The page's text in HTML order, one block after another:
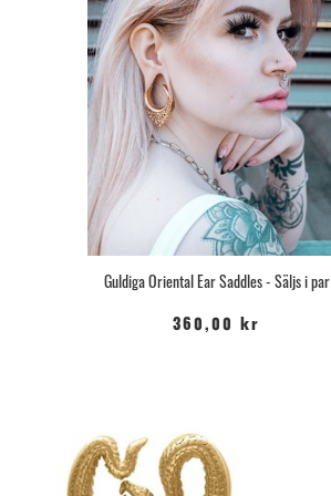
Guldiga Oriental Ear Saddles - Säljs i par
360,00 kr